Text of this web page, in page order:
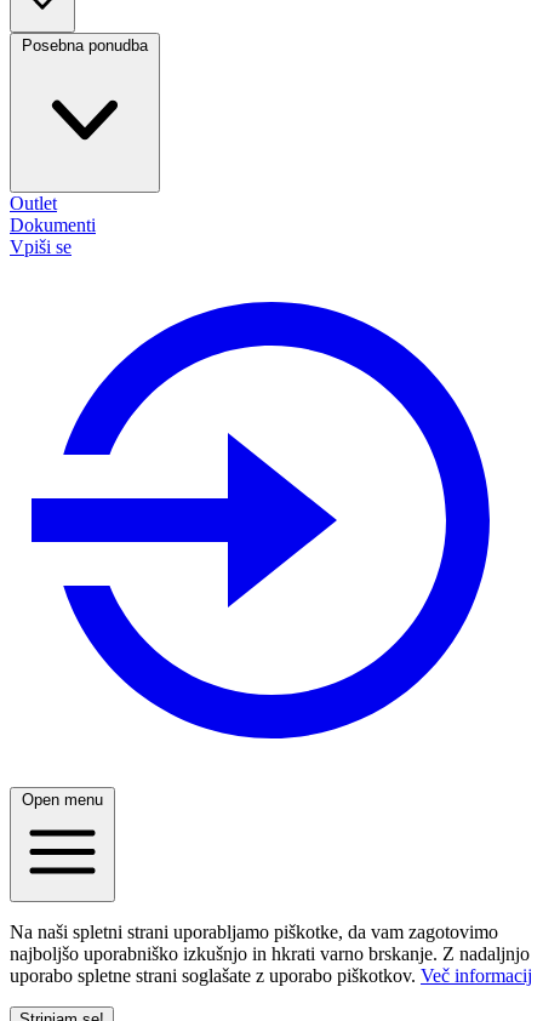
Posebna ponudba
Outlet
Dokumenti
Vpiši se
Open menu
Na naši spletni strani uporabljamo piškotke, da vam zagotovimo
najboljšo uporabniško izkušnjo in hkrati varno brskanje. Z nadaljnjo
uporabo spletne strani soglašate z uporabo piškotkov. Več informacij